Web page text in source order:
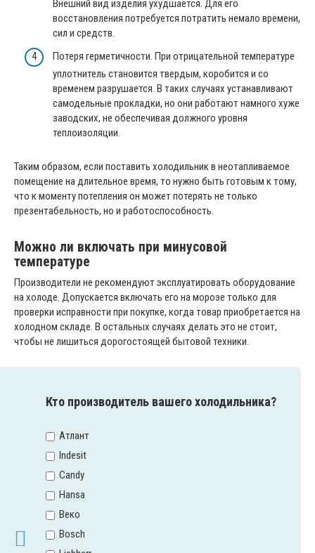
Внешний вид изделия ухудшается. Для его
восстановления потребуется потратить немало времени,
сил и средств.
Потеря герметичности. При отрицательной температуре
уплотнитель становится твердым, коробится и со
временем разрушается. В таких случаях устанавливают
самодельные прокладки, но они работают намного хуже
заводских, не обеспечивая должного уровня
теплоизоляции.
Таким образом, если поставить холодильник в неотапливаемое
помещение на длительное время, то нужно быть готовым к тому,
что к моменту потепления он может потерять не только
презентабельность, но и работоспособность.
Можно ли включать при минусовой
температуре
Производители не рекомендуют эксплуатировать оборудование
на холоде. Допускается включать его на морозе только для
проверки исправности при покупке, когда товар приобретается на
холодном складе. В остальных случаях делать это не стоит,
чтобы не лишиться дорогостоящей бытовой техники.
Кто производитель вашего холодильника?
Атлант
Indesit
Candy
Hansa
Веко
Bosch